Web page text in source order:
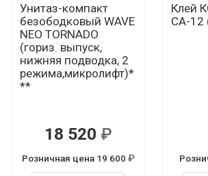
Унитаз-компакт
безободковый WAVE
NEO TORNADO
(гориз. выпуск,
нижняя подводка, 2
режима,микролифт)*
**
18 520
Розничная цена 19 600
Клей
СА-12
Р
Р